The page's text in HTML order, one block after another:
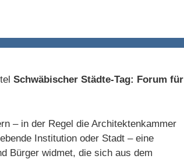
Schwäbischer Städte-Tag: Forum für
– in der Regel die Architektenkammer
Institution oder Stadt – eine
Bürger widmet, die sich aus dem